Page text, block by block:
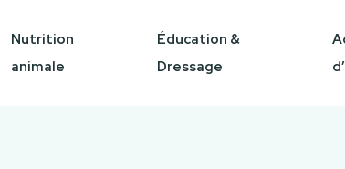
Nutrition
animale
Éducation &
Dressage